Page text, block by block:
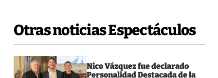
Otras noticias Espectáculos
Nico Vázquez fue declarado
Personalidad Destacada de la